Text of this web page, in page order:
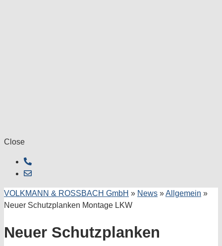
Close
VOLKMANN & ROSSBACH GmbH » News »Allgemein »
Neuer Schutzplanken Montage LKW
Neuer Schutzplanken